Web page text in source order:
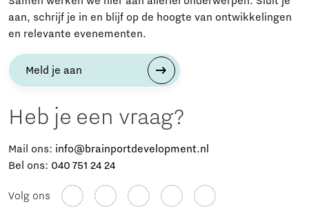
aan, schrijf je in en blijf op de hoogte van ontwikkelingen
en relevante evenementen.
Meld je aan
Heb je een vraag?
Mail ons: info@brainportdevelopment.nl
Bel ons: 040 751 24 24
Volg ons